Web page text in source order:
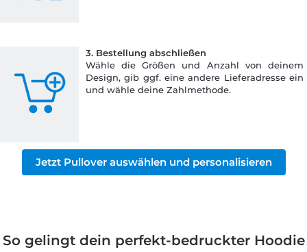
3. Bestellung abschließen
Wähle die Größen und Anzahl von deinem
Design, gib ggf. eine andere Lieferadresse ein
und wähle deine Zahlmethode.
Jetzt Pullover auswählen und personalisieren
So gelingt dein perfekt-bedruckter Hoodie